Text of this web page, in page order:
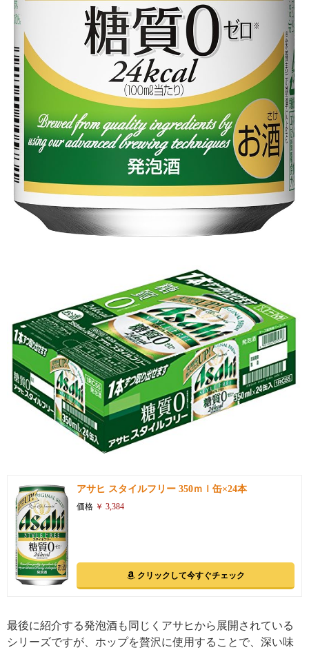
引用: https://images-na.ssl-images-amazon.com/images/I/51v8bLSr52L.jpg
アサヒ スタイルフリー 350ｍｌ缶×24本
価格 ￥ 3,384
クリックして今すぐチェック
最後に紹介する発泡酒も同じくアサヒから展開されている
シリーズですが、ホップを贅沢に使用することで、深い味